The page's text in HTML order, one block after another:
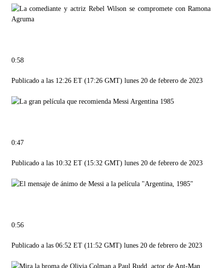
0:58
Publicado a las 12:26 ET (17:26 GMT) lunes 20 de febrero de 2023
0:47
Publicado a las 10:32 ET (15:32 GMT) lunes 20 de febrero de 2023
0:56
Publicado a las 06:52 ET (11:52 GMT) lunes 20 de febrero de 2023